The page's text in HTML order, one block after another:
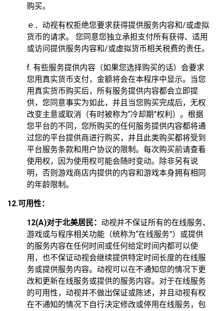
购买。
ｅ．动视有权拒绝您要求获得提供服务内容和/或虚拟
货币的请求。 您同意您独立承担支付所有获得、适用
或访问提供服务内容和/或虚拟货币相关税费的责任。
f. 有些服务提供内容（如果您选择购买的话）会要求
您用真实货币支付，金额将会在本程序中显示。当您
用真实货币购买后，所有服务提供内容都会立即提
供，您同意事实为如此，并且当您购买完成后，无权
改变主意或取消（有时被称为“冷却期”权利）。根据
您平台的不同，您所购买的任何服务提供内容都将通
过您的平台提供商进行购买，并且此类购买都将受到
平台服务条款和用户协议的限制。每次购买前请查看
使用权，因为使用权可能会随时变动。除非另有说
明，否则游戏商店内提供的内容和游戏本身拥有相同
的年龄限制。
12.可用性：
12(A)对于北美居民： 动视并不保证所有的在线服务、
游戏或与程序相关功能（统称为“在线服务”）或提供
的服务内容在任何时间或任何给定时间内都可以使
用，也不保证动视会继续提供特定时间长度的在线服
务或提供服务内容。动视可以在不通知您的情况下更
改和更新在线服务或提供的服务内容。对于在线服务
的可用性，动视并不做出保证或陈述，并且动视有权
在不通知的情况下自行决定修改或停用在线服务，包